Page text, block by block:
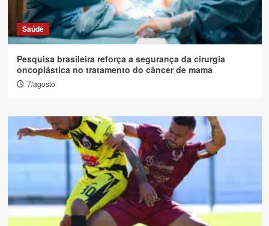
Saúde
Pesquisa brasileira reforça a segurança da cirurgia
oncoplástica no tratamento do câncer de mama
7/agosto